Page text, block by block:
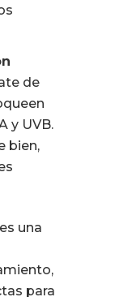
de
y UVB.
bien,
una
para